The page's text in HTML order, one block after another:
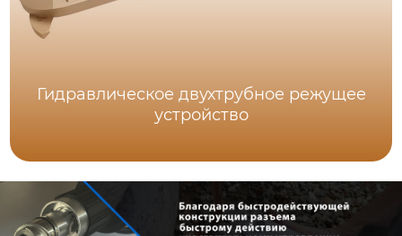
Гидравлическое двухтрубное режущее
устройство